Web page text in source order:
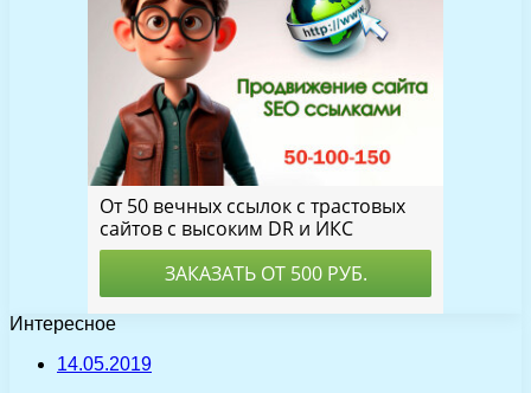
Интересное
14.05.2019